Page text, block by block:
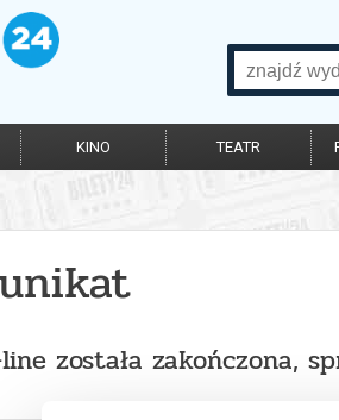
KINO TEATR
została zakończona,